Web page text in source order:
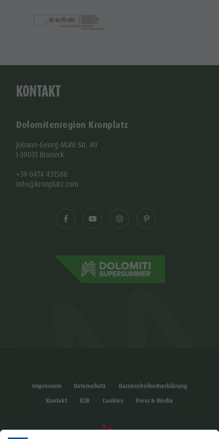
KONTAKT
Dolomitenregion Kronplatz
Johann-Georg-Mahl Str. 40
I-39031 Bruneck
+39 0474 431580
info@kronplatz.com
Impressum Datenschutz
Barrierefreiheitserklärung
Kontakt
B2B Cookies Press & Media